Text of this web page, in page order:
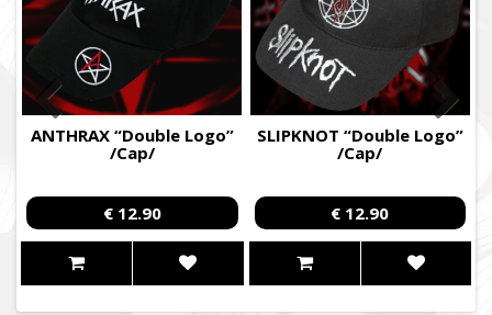
ANTHRAX “Double Logo”
/Cap/
€ 12.90
SLIPKNOT “Double Logo”
/Cap/
€ 12.90